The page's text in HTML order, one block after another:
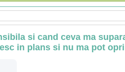
si cand ceva ma
in plans si nu ma pot